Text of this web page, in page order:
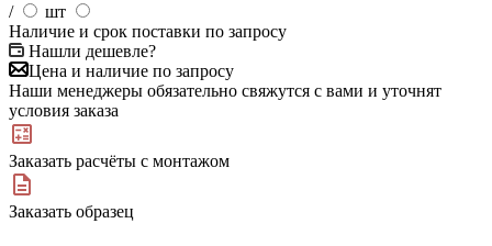
/
шт
Наличие и срок поставки по запросу
Нашли дешевле?
Цена и наличие по запросу
Наши менеджеры обязательно свяжутся с вами и уточнят
условия заказа
Заказать расчёты с монтажом
Заказать образец